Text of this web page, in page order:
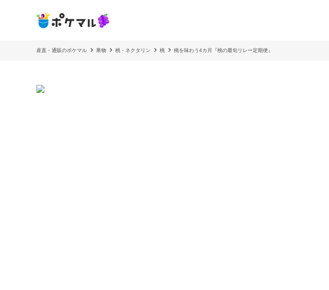
産直・通販のポケマル 果物 桃・ネクタリン 桃 桃を味わう4カ月『桃の最旬リレー定期便』